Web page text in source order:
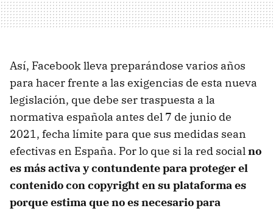
Así, Facebook lleva preparándose varios años
para hacer frente a las exigencias de esta nueva
legislación, que debe ser traspuesta a la
normativa española antes del 7 de junio de
2021, fecha límite para que sus medidas sean
efectivas en España. Por lo que si la red socialno
es más activa y contundente para proteger el
contenido con copyright en su plataforma es
porque estima que no es necesario para